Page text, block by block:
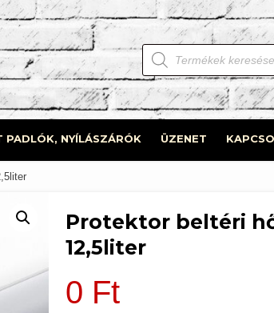
Products
search
PADLÓK, NYÍLÁSZÁRÓK ÜZENET
Protektor beltéri
12,5liter
0 Ft